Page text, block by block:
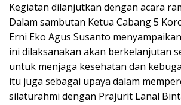
Kegiatan dilanjutkan dengan acara
Dalam sambutan Ketua Cabang 5
Erni Eko Agus Susanto
ini dilaksanakan akan berkelanjutan
untuk menjaga kesehatan dan
itu juga sebagai upaya dalam
silaturahmi dengan Prajurit Lanal